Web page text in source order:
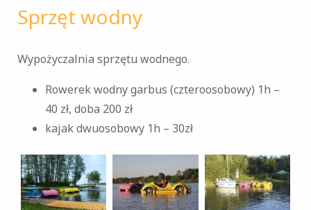
Sprzęt wodny
Wypożyczalnia sprzętu wodnego.
Rowerek wodny garbus (czteroosobowy) 1h –
40 zł, doba 200 zł
kajak dwuosobowy 1h – 30zł